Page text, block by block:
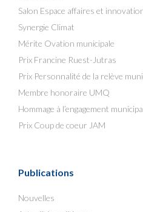
Salon Espace affaires et
Synergie Climat
Mérite Ovation municipale
Prix Francine Ruest-Jutras
Prix Personnalité de la relève
Membre honoraire UMQ
Hommage à l’engagement
Prix Coup de coeur JAM
Publications
Nouvelles